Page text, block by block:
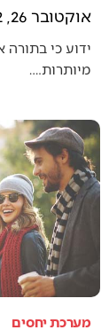
אוקטובר 26, 2022
ידוע כי בתורה
מיותרות.…
מערכת יחסים